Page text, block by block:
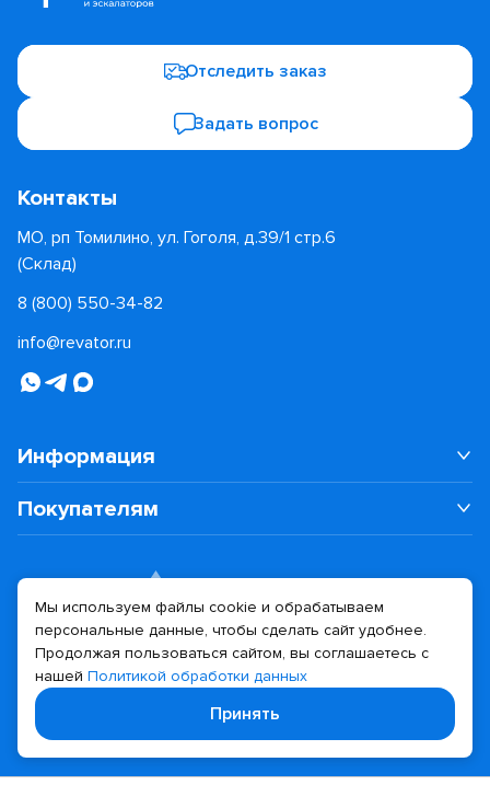
Отследить заказ
Задать вопрос
Контакты
МО, рп Томилино, ул. Гоголя, д.39/1 стр.6
(Склад)
8 (800) 550-34-82
info@revator.ru
Информация
Покупателям
Политика конфиденциальности
Дизайн сайта Разработка сайта
Мы используем файлы cookie и обрабатываем
персональные данные, чтобы сделать сайт удобнее.
Продолжая пользоваться сайтом, вы соглашаетесь с
нашей Политикой обработки данных
Принять